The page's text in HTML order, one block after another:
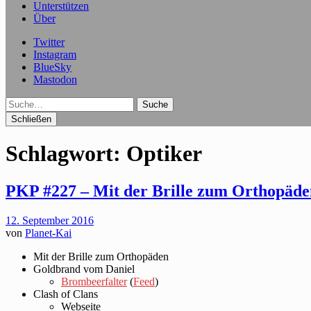
Unterstützen
Über
Twitter
Instagram
BlueSky
Mastodon
Suche
Schließen
Schlagwort: Optiker
PKP #227 – Mit der Brille zum
12. September 2016
von Planet-Kai
Mit der Brille zum Orthopäden
Goldbrand vom Daniel
Brombeerfalter(Feed)
Clash of Clans
Webseite